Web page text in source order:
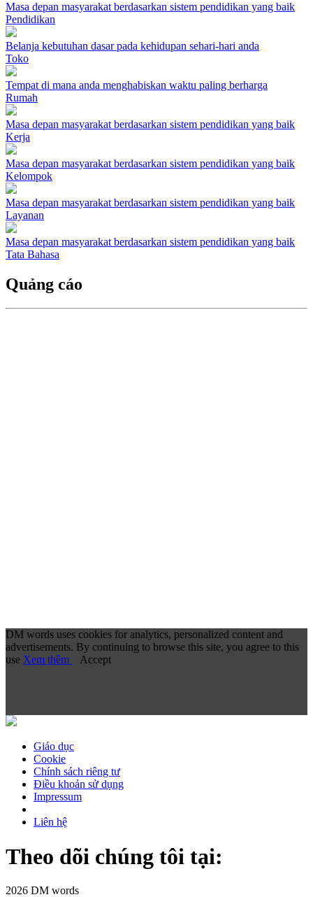
Masa depan masyarakat berdasarkan sistem pendidikan yang baik
Pendidikan
Belanja kebutuhan dasar pada kehidupan sehari-hari anda
Toko
Tempat di mana anda menghabiskan waktu paling berharga
Rumah
Masa depan masyarakat berdasarkan sistem pendidikan yang baik
Kerja
Masa depan masyarakat berdasarkan sistem pendidikan yang baik
Kelompok
Masa depan masyarakat berdasarkan sistem pendidikan yang baik
Layanan
Masa depan masyarakat berdasarkan sistem pendidikan yang baik
Tata Bahasa
Quảng cáo
DM words uses cookies for analytics, personalized content and
advertisements. By continuing to browse this site, you agree to this
use Xem thêm Accept
Giáo dục
Cookie
Chính sách riêng tư
Điều khoản sử dụng
Impressum
Liên hệ
Theo dõi chúng tôi tại:
2026 DM words